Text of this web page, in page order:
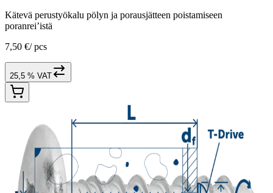
Kätevä perustyökalu pölyn ja porausjätteen poistamiseen
poranrei’istä
7,50 €/ pcs
25,5 % VAT